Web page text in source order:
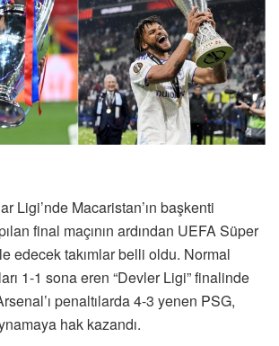
Ligi’nde Macaristan’ın başkenti
final maçının ardından UEFA Süper
edecek takımlar belli oldu. Normal
1-1 sona eren “Devler Ligi” finalinde
penaltılarda 4-3 yenen PSG,
hak kazandı.